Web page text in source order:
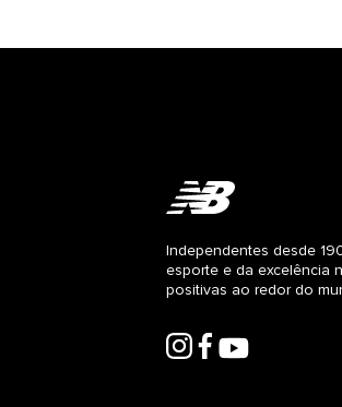
Independentes desde
esporte e da excelência
positivas ao redor do